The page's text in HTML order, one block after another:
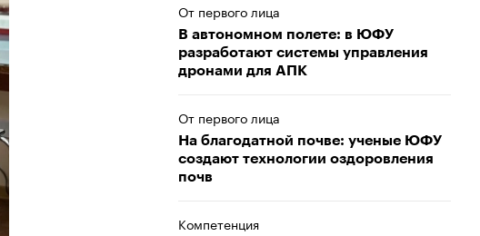
От первого лица
В автономном полете: в ЮФУ
разработают системы управления
дронами для АПК
От первого лица
На благодатной почве: ученые ЮФУ
создают технологии оздоровления
почв
Компетенция